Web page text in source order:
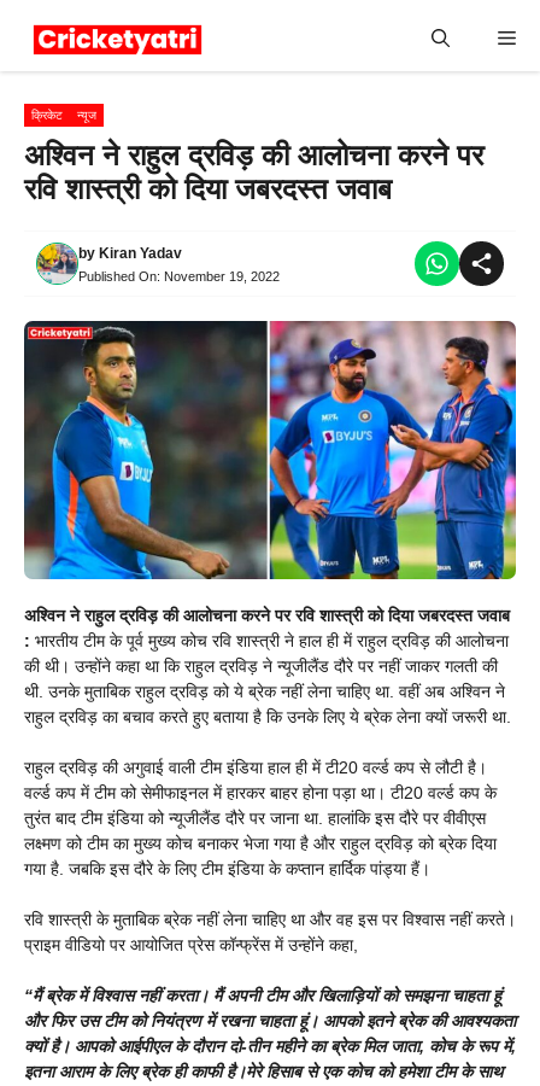
क्रिकेट न्यूज
अश्विन ने राहुल द्रविड़ की आलोचना करने पर
रवि शास्त्री को दिया जबरदस्त जवाब
by Kiran Yadav
Published On: November 19, 2022
अश्विन ने राहुल द्रविड़ की आलोचना करने पर रवि शास्त्री को दिया जबरदस्त जवाब
: भारतीय टीम के पूर्व मुख्य कोच रवि शास्त्री ने हाल ही में राहुल द्रविड़ की आलोचना
की थी। उन्होंने कहा था कि राहुल द्रविड़ ने न्यूजीलैंड दौरे पर नहीं जाकर गलती की
थी. उनके मुताबिक राहुल द्रविड़ को ये ब्रेक नहीं लेना चाहिए था. वहीं अब अश्विन ने
राहुल द्रविड़ का बचाव करते हुए बताया है कि उनके लिए ये ब्रेक लेना क्यों जरूरी था.
राहुल द्रविड़ की अगुवाई वाली टीम इंडिया हाल ही में टी20 वर्ल्ड कप से लौटी है।
वर्ल्ड कप में टीम को सेमीफाइनल में हारकर बाहर होना पड़ा था। टी20 वर्ल्ड कप के
तुरंत बाद टीम इंडिया को न्यूजीलैंड दौरे पर जाना था. हालांकि इस दौरे पर वीवीएस
लक्ष्मण को टीम का मुख्य कोच बनाकर भेजा गया है और राहुल द्रविड़ को ब्रेक दिया
गया है. जबकि इस दौरे के लिए टीम इंडिया के कप्तान हार्दिक पांड्या हैं।
रवि शास्त्री के मुताबिक ब्रेक नहीं लेना चाहिए था और वह इस पर विश्वास नहीं करते।
प्राइम वीडियो पर आयोजित प्रेस कॉन्फ्रेंस में उन्होंने कहा,
“मैं ब्रेक में विश्वास नहीं करता। मैं अपनी टीम और खिलाड़ियों को समझना चाहता हूं
और फिर उस टीम को नियंत्रण में रखना चाहता हूं। आपको इतने ब्रेक की आवश्यकता
क्यों है। आपको आईपीएल के दौरान दो-तीन महीने का ब्रेक मिल जाता, कोच के रूप में,
इतना आराम के लिए ब्रेक ही काफी है।मेरे हिसाब से एक कोच को हमेशा टीम के साथ